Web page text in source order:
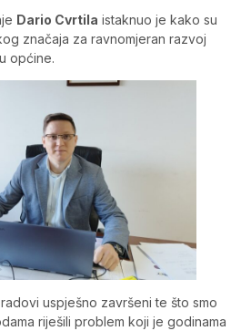
Dario Cvrtila istaknuo je kako su
značaja za ravnomjeran razvoj
općine.
uspješno završeni te što smo
riješili problem koji je godinama